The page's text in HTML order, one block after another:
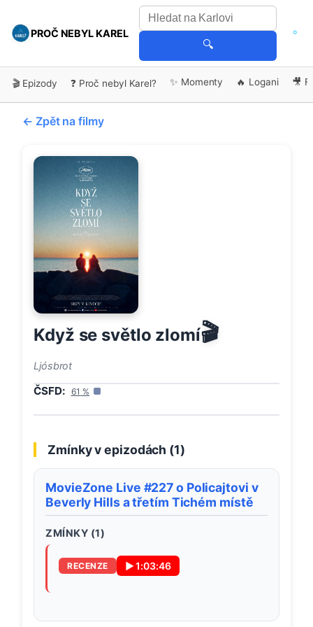
PROČ NEBYL KAREL
🔍
🎬 Epizody ❓ Proč nebyl Karel? ✨ Momenty 🔥 Logani 🎥
← Zpět na filmy
Když se světlo zlomí🎬
Ljósbrot
ČSFD: 61 %
Zmínky v epizodách (1)
MovieZone Live #227 o Policajtovi v
Beverly Hills a třetím Tichém místě
ZMÍNKY (1)
RECENZE ▶1:03:46